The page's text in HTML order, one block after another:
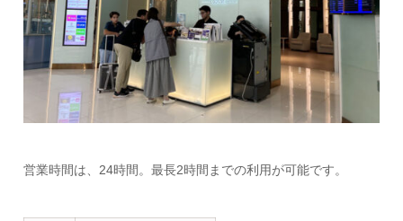
営業時間は、24時間。最長2時間までの利用が可能です。